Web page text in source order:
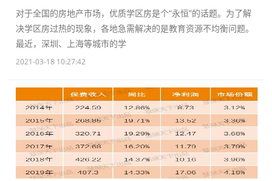
对于全国的房地产市场，优质学区房是个“永恒”的话题。为了解
决学区房过热的现象，各地急需解决的是教育资源不均衡问题。
最近，深圳、上海等城市的学
2021-03-18 10:27:42